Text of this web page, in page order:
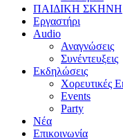
ΠΑΙΔΙΚΗ ΣΚΗΝΗ
Εργαστήρι
Audio
Αναγνώσεις
Συνέντευξεις
Εκδηλώσεις
Χορευτικές
Εvents
Party
Nέα
Επικοινωνία